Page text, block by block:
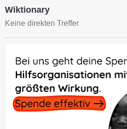
Wiktionary
Keine direkten Treffer